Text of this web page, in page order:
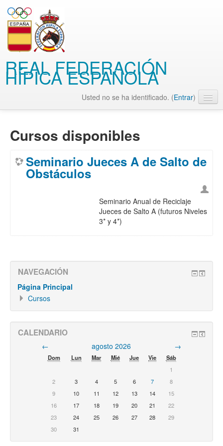
REAL FEDERACIÓN
HÍPICA ESPAÑOLA
Usted no se ha identificado. (Entrar)
Cursos disponibles
Seminario Jueces A de Salto de
Obstáculos
Seminario Anual de Reciclaje
Jueces de Salto A (futuros Niveles
3* y 4*)
NAVEGACIÓN
Página Principal
Cursos
CALENDARIO
← agosto 2026 →
Dom Lun Mar Mié Jue Vie
Sáb
1
2
3 4 5 6 7
8
9
10 11 12 13 14
15
16
17 18 19 20 21
22
23
24 25 26 27 28
29
30
31